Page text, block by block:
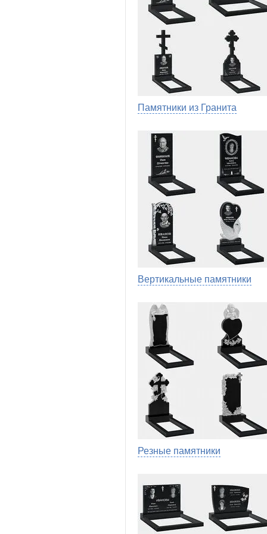
Памятники из Гранита
Вертикальные памятники
Резные памятники